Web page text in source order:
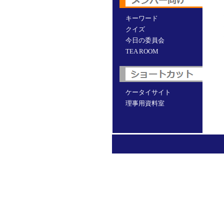
キーワード
クイズ
今日の委員会
TEA ROOM
ケータイサイト
理事用資料室